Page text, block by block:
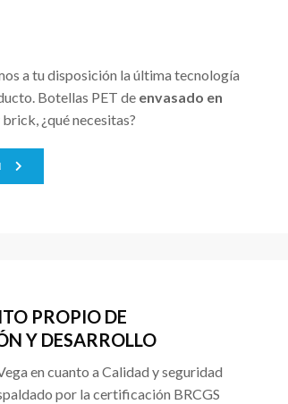
a tu disposición la última tecnología
Botellas PET de envasado en
¿qué necesitas?
PROPIO DE
Y DESARROLLO
en cuanto a Calidad y seguridad
por la certificación BRCGS